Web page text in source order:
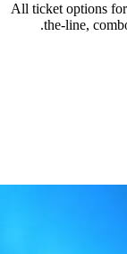
All ticket options
the-line,